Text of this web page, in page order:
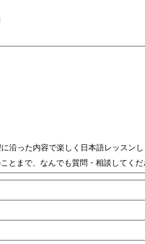
沿った内容で楽しく日本語レッスン
とまで、なんでも質問・相談してくだ